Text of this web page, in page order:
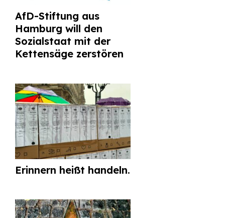
AfD-Stiftung aus
Hamburg will den
Sozialstaat mit der
Kettensäge zerstören
Erinnern heißt handeln.